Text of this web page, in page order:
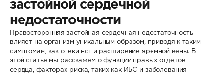
застойной сердечной
недостаточности
Правосторонняя застойная сердечная недостаточность
влияет на организм уникальным образом, приводя к таким
симптомам, как отеки ног и расширение яремной вены. В
этой статье мы расскажем о функции правых отделов
сердца, факторах риска, таких как ИБС и заболевания